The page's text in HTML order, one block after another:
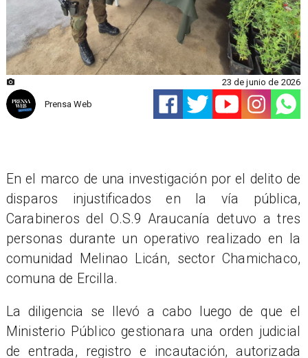
Prensa Web
23 de junio de 2026
En el marco de una investigación por el delito de
disparos injustificados en la vía pública,
Carabineros del O.S.9 Araucanía detuvo a tres
personas durante un operativo realizado en la
comunidad Melinao Licán, sector Chamichaco,
comuna de Ercilla.
La diligencia se llevó a cabo luego de que el
Ministerio Público gestionara una orden judicial
de entrada, registro e incautación, autorizada